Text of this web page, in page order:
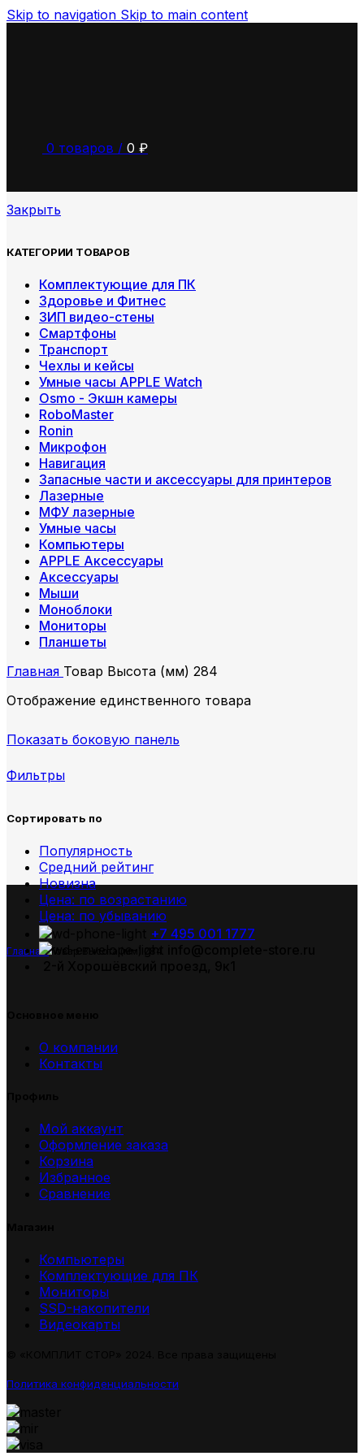
Skip to navigation Skip to main content
0 товаров / 0 ₽
Закрыть
КАТЕГОРИИ ТОВАРОВ
Комплектующие для ПК
Здоровье и Фитнес
ЗИП видео-стены
Смартфоны
Транспорт
Чехлы и кейсы
Умные часы APPLE Watch
Osmo - Экшн камеры
RoboMaster
Ronin
Микрофон
Навигация
Запасные части и аксессуары для принтеров
Лазерные
МФУ лазерные
Умные часы
Компьютеры
APPLE Аксессуары
Аксессуары
Мыши
Моноблоки
Мониторы
Планшеты
Главная Товар Высота (мм) 284
Отображение единственного товара
Показать боковую панель
Фильтры
Сортировать по
Популярность
Средний рейтинг
Новизна
Цена: по возрастанию
Цена: по убыванию
ГлавнаяТовар Высота (мм)
+7 495 001 1777
О компании
Контакты
Мой аккаунт
Оформление заказа
Корзина
Избранное
Сравнение
Компьютеры
Комплектующие для ПК
Мониторы
SSD-накопители
Видеокарты
Политика конфиденциальности